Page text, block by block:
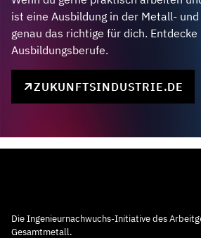
ist eine Ausbildung in der Metall-
genau das richtige für dich.
Ausbildungsberufe.
ZUKUNFTSINDUSTRIE.DE
Die Ingenieurnachwuchs-Initiative des
Gesamtmetall.